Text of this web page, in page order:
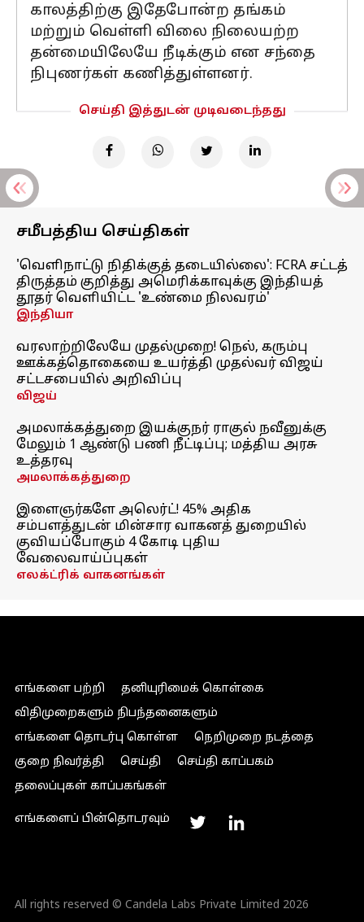
காலத்திற்கு இதேபோன்ற தங்கம்
மற்றும் வெள்ளி விலை நிலையற்ற
தன்மையிலேயே நீடிக்கும் என சந்தை
நிபுணர்கள் கணித்துள்ளனர்.
செய்தி இத்துடன் முடிவடைந்தது
சமீபத்திய செய்திகள்
'வெளிநாட்டு நிதிக்குத் தடையில்லை': FCRA சட்டத்
திருத்தம் குறித்து அமெரிக்காவுக்கு இந்தியத்
தூதர் வெளியிட்ட 'உண்மை நிலவரம்'
இந்தியா
வரலாற்றிலேயே முதல்முறை! நெல், கரும்பு
ஊக்கத்தொகையை உயர்த்தி முதல்வர் விஜய்
சட்டசபையில் அறிவிப்பு
விஜய்
அமலாக்கத்துறை இயக்குநர் ராகுல் நவீனுக்கு
மேலும் 1 ஆண்டு பணி நீட்டிப்பு; மத்திய அரசு
உத்தரவு
அமலாக்கத்துறை
இளைஞர்களே அலெர்ட்! 45% அதிக
சம்பளத்துடன் மின்சார வாகனத் துறையில்
குவியப்போகும் 4 கோடி புதிய
வேலைவாய்ப்புகள்
எலக்ட்ரிக் வாகனங்கள்
எங்களை பற்றி
தனியுரிமைக் கொள்கை
விதிமுறைகளும் நிபந்தனைகளும்
எங்களை தொடர்பு கொள்ள
நெறிமுறை நடத்தை
குறை நிவர்த்தி
செய்தி
செய்தி காப்பகம்
தலைப்புகள் காப்பகங்கள்
எங்களைப் பின்தொடரவும்
All rights reserved © Candela Labs Private Limited 2026